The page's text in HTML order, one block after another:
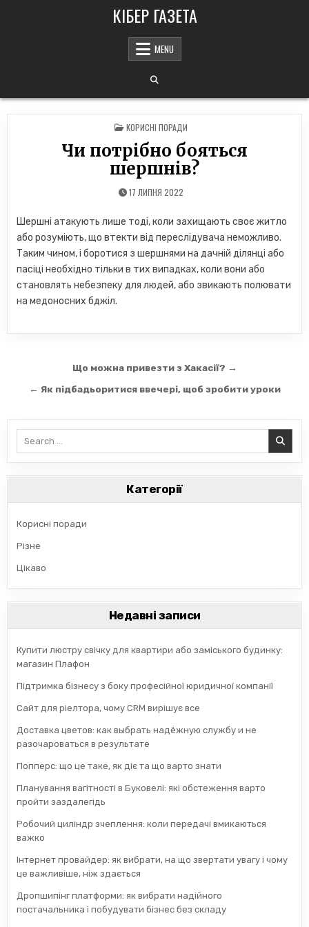
КІБЕР ГАЗЕТА
MENU
POSTED
IN
КОРИСНІ ПОРАДИ
Чи потрібно бояться
шершнів?
17 ЛИПНЯ 2022
Шершні атакують лише тоді, коли захищають своє житло
або розуміють, що втекти від переслідувача неможливо.
Таким чином, і боротися з шершнями на дачній ділянці або
пасіці необхідно тільки в тих випадках, коли вони або
становлять небезпеку для людей, або звикають полювати
на медоносних бджіл.
Навігація
записів
Що можна привезти з Хакасії? →
← Як підбадьоритися ввечері, щоб зробити уроки
Категорії
Корисні поради
Різне
Цікаво
Недавні записи
Купити люстру свічку для квартири або заміського будинку:
магазин Плафон
Підтримка бізнесу з боку професійної юридичної компанії
Сайт для ріелтора, чому CRM вирішує все
Доставка цветов: как выбрать надёжную службу и не
разочароваться в результате
Попперс: що це таке, як діє та що варто знати
Планування вагітності в Буковелі: які обстеження варто
пройти заздалегідь
Робочий циліндр зчеплення: коли передачі вмикаються
важко
Інтернет провайдер: як вибрати, на що звертати увагу і чому
це важливіше, ніж здається
Дропшипінг платформи: як вибрати надійного
постачальника і побудувати бізнес без складу